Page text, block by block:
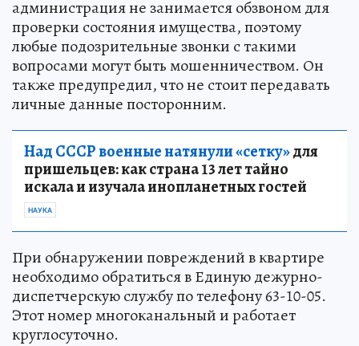
администрация не занимается обзвоном для
проверки состояния имущества, поэтому
любые подозрительные звонки с такими
вопросами могут быть мошенничеством. Он
также предупредил, что не стоит передавать
личные данные посторонним.
Над СССР военные натянули «сетку»для
пришельцев: как страна 13 лет тайно
искала и изучала инопланетных гостей
НАУКА
При обнаружении повреждений в квартире
необходимо обратиться в Единую дежурно-
диспетчерскую службу по телефону 63-10-05.
Этот номер многоканальный и работает
круглосуточно.